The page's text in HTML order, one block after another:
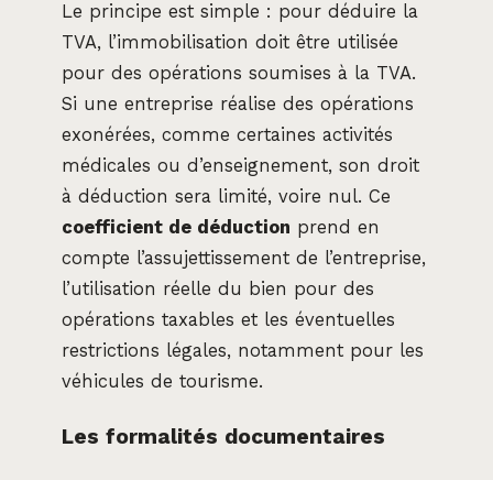
Le principe est simple : pour déduire la
TVA, l’immobilisation doit être utilisée
pour des opérations soumises à la TVA.
Si une entreprise réalise des opérations
exonérées, comme certaines activités
médicales ou d’enseignement, son droit
à déduction sera limité, voire nul. Ce
coefficient de déduction prend en
compte l’assujettissement de l’entreprise,
l’utilisation réelle du bien pour des
opérations taxables et les éventuelles
restrictions légales, notamment pour les
véhicules de tourisme.
Les formalités documentaires